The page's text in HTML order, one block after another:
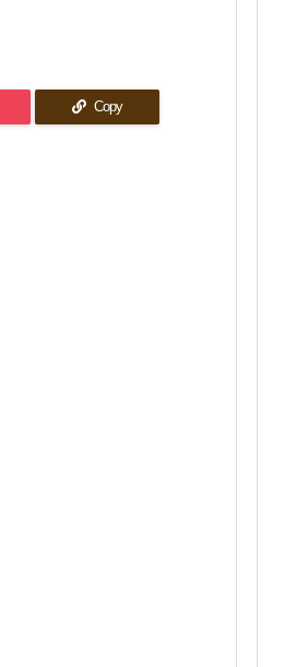
Copy